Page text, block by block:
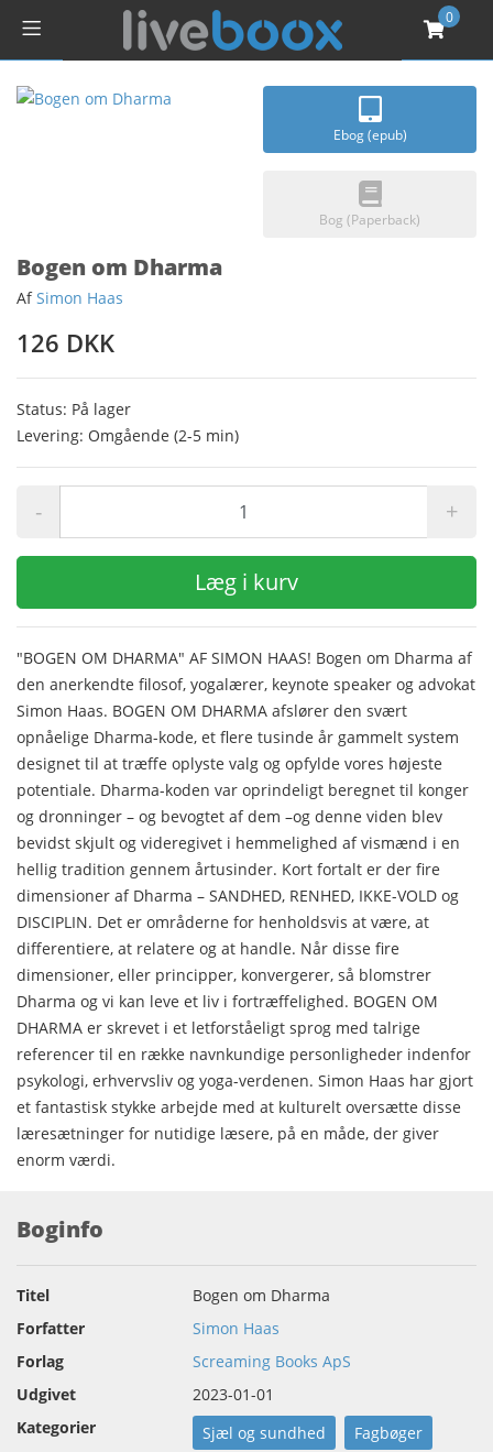
0
Ebog (epub)
Bog (Paperback)
Bogen om Dharma
AfSimon Haas
126 DKK
Status: På lager
Levering: Omgående (2-5 min)
- +
Læg i kurv
"BOGEN OM DHARMA" AF SIMON HAAS! Bogen om Dharma af
den anerkendte filosof, yogalærer, keynote speaker og advokat
Simon Haas. BOGEN OM DHARMA afslører den svært
opnåelige Dharma-kode, et flere tusinde år gammelt system
designet til at træffe oplyste valg og opfylde vores højeste
potentiale. Dharma-koden var oprindeligt beregnet til konger
og dronninger – og bevogtet af dem –og denne viden blev
bevidst skjult og videregivet i hemmelighed af vismænd i en
hellig tradition gennem årtusinder. Kort fortalt er der fire
dimensioner af Dharma – SANDHED, RENHED, IKKE-VOLD og
DISCIPLIN. Det er områderne for henholdsvis at være, at
differentiere, at relatere og at handle. Når disse fire
dimensioner, eller principper, konvergerer, så blomstrer
Dharma og vi kan leve et liv i fortræffelighed. BOGEN OM
DHARMA er skrevet i et letforståeligt sprog med talrige
referencer til en række navnkundige personligheder indenfor
psykologi, erhvervsliv og yoga-verdenen. Simon Haas har gjort
et fantastisk stykke arbejde med at kulturelt oversætte disse
læresætninger for nutidige læsere, på en måde, der giver
enorm værdi.
Boginfo
Titel
Bogen om Dharma
Forfatter
Simon Haas
Forlag
Screaming Books ApS
Udgivet
2023-01-01
Kategorier
Sjæl og sundhed Fagbøger